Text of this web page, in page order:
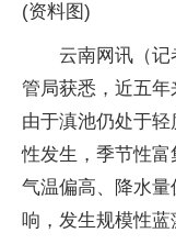
(资料图)
云南网讯（
管局获悉，近五
由于滇池仍处于
性发生，季节性
气温偏高、降水
响，发生规模性蓝